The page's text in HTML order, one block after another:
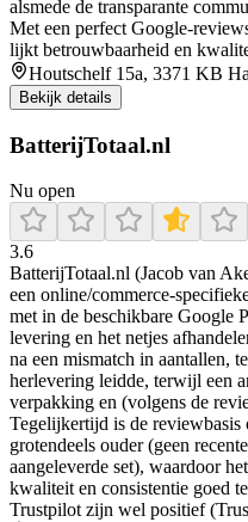
alsmede de transparante
Met een perfect
lijkt betrouwbaarheid en
Houtschelf 15a, 3371 KB
Bekijk details
BatterijTotaal.nl
Nu open
3.6
BatterijTotaal.nl (Jacob van
een online/commerce-
met in de beschikbare Google
levering en het netjes
na een mismatch in aantallen,
herlevering leidde, terwijl een
verpakking en (volgens de
Tegelijkertijd is de reviewbasis
grotendeels ouder (geen
aangeleverde set), waardoor
kwaliteit en consistentie goed
Trustpilot zijn wel positief